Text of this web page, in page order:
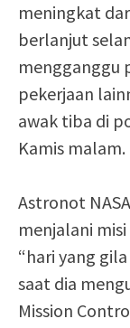
meningkat
berlanjut
mengganggu
pekerjaan
awak tiba di
Kamis malam.
Astronot
menjalani
“hari yang
saat dia
Mission